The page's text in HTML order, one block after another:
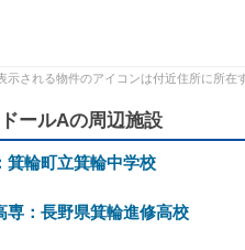
示される物件のアイコンは付近住所に所在
ールAの周辺施設
箕輪町立箕輪中学校
専：長野県箕輪進修高校